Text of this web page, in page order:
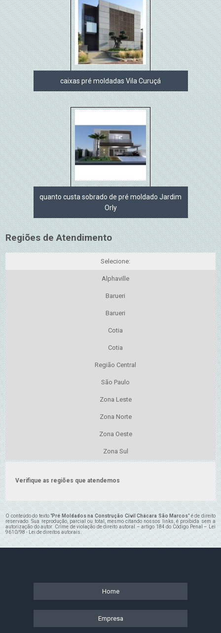
caixas pré moldadas Vila Curuçá
quanto custa sobrado de pré moldado Jardim
Orly
Regiões de Atendimento
Selecione:
Alphaville
Barueri
Barueri
Cotia
Cotia
Região Central
São Paulo
Zona Leste
Zona Norte
Zona Oeste
Zona Sul
Verifique as regiões que atendemos
O conteúdo do texto "Pré Moldados na Construção Civil Chácara São Marcos" é de direito
reservado. Sua reprodução, parcial ou total, mesmo citando nossos links, é proibida sem a
autorização do autor. Crime de violação de direito autoral – artigo 184 do Código Penal –Lei
9610/98 - Lei de direitos autorais.
Home
Empresa